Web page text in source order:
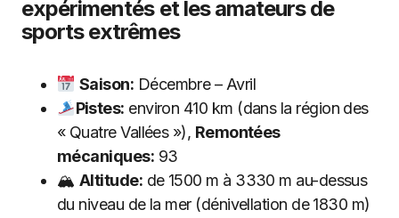
expérimentés et les amateurs de
sports extrêmes
Saison: Décembre – Avril
Pistes: environ 410 km (dans la région des
« Quatre Vallées »), Remontées
mécaniques: 93
🏔 Altitude: de 1500 m à 3330 m au-dessus
du niveau de la mer (dénivellation de 1830 m)